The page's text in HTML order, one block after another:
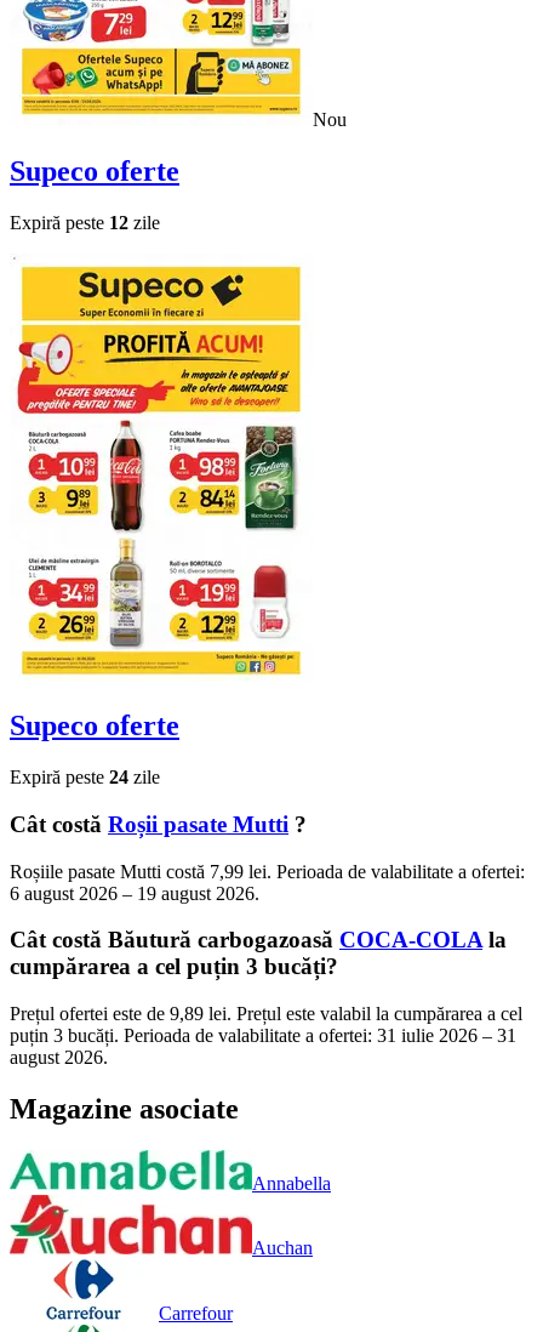
Nou
Supeco oferte
Expiră peste 12 zile
Supeco oferte
Expiră peste 24 zile
Cât costă Roșii pasate Mutti ?
Roșiile pasate Mutti costă 7,99 lei. Perioada de valabilitate a ofertei:
6 august 2026 – 19 august 2026.
Cât costă Băutură carbogazoasă COCA-COLAla
cumpărarea a cel puțin 3 bucăți?
Prețul ofertei este de 9,89 lei. Prețul este valabil la cumpărarea a cel
puțin 3 bucăți. Perioada de valabilitate a ofertei: 31 iulie 2026 – 31
august 2026.
Magazine asociate
Annabella
Auchan
Carrefour